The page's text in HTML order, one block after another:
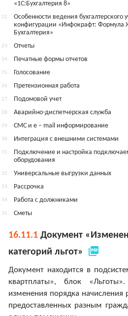
«1С:Бухгалтерия 8»
22.
Особенности ведения бухгалтерского
конфигурации «Инфокрафт: Формула
Бухгалтерия»
23. Отчеты
24. Печатные формы отчетов
25. Голосование
26. Претензионная работа
27. Подомовой учет
28. Аварийно-диспетчерская служба
29. СМС и e – mail информирование
30. Интеграция с внешними системами
31.
Подключение и настройка
оборудования
32. Универсальные выгрузки данных
33. Рассрочка
34. Работа с должниками
35. Сметы
16.11.1 Документ
категорий льгот»
picture_as_pdf
Документ находится в
квартплаты», блок
изменения порядка начисления
предоставленных разным